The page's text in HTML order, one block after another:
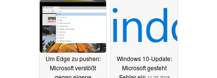
Um Edge zu pushen:
Microsoft verstößt
Windows 10-Update:
Microsoft gesteht